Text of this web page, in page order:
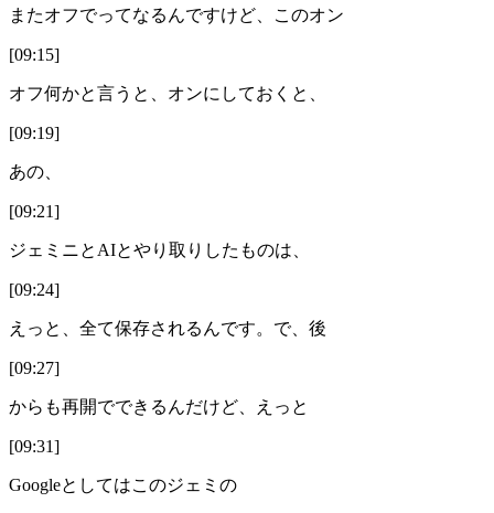
またオフでってなるんですけど、このオン
[09:15]
オフ何かと言うと、オンにしておくと、
[09:19]
あの、
[09:21]
ジェミニとAIとやり取りしたものは、
[09:24]
えっと、全て保存されるんです。で、後
[09:27]
からも再開でできるんだけど、えっと
[09:31]
Googleとしてはこのジェミの